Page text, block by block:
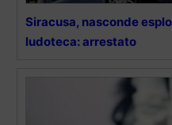
Siracusa, nasconde
ludoteca: arrestato